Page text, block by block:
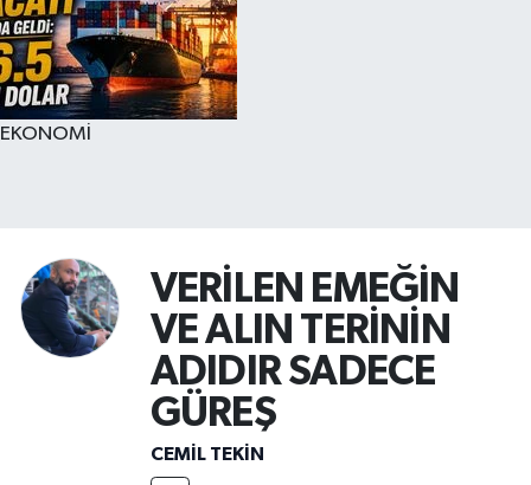
EKONOMİ
VERİLEN EMEĞİN
VE ALIN TERİNİN
ADIDIR SADECE
GÜREŞ
CEMIL TEKIN